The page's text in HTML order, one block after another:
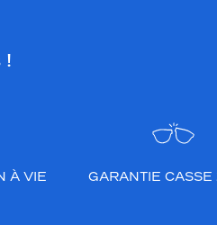
!
À VIE GARANTIE CASSE